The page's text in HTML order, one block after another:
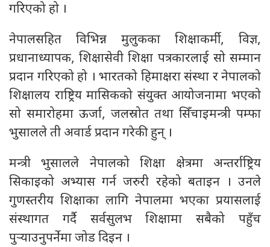
गरिएको हो ।
नेपालसहित विभिन्न मुलुकका शिक्षाकर्मी, विज्ञ,
प्रधानाध्यापक, शिक्षासेवी शिक्षा पत्रकारलाई सो सम्मान
प्रदान गरिएको हो । भारतको हिमाक्षरा संस्था र नेपालको
शिक्षालय राष्ट्रिय मासिकको संयुक्त आयोजनामा भएको
सो समारोहमा ऊर्जा, जलस्रोत तथा सिँचाइमन्त्री पम्फा
भुसालले ती अवार्ड प्रदान गरेकी हुन् ।
मन्त्री भुसालले नेपालको शिक्षा क्षेत्रमा अन्तर्राष्ट्रिय
सिकाइको अभ्यास गर्न जरुरी रहेको बताइन । उनले
गुणस्तरीय शिक्षाका लागि नेपालमा भएका प्रयासलाई
संस्थागत गर्दै सर्वसुलभ शिक्षामा सबैको पहुँच
पुर्‍याउनुपर्नेमा जोड दिइन ।